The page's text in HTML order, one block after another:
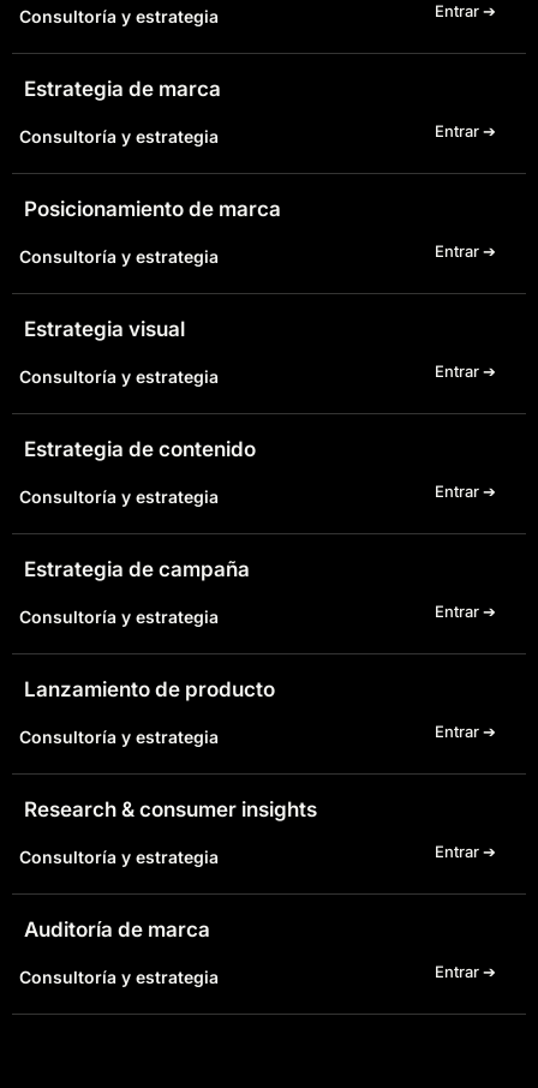
Consultoría y estrategia Entrar ➔
Estrategia de marca
Consultoría y estrategia Entrar ➔
Posicionamiento de marca
Consultoría y estrategia Entrar ➔
Estrategia visual
Consultoría y estrategia Entrar ➔
Estrategia de contenido
Consultoría y estrategia Entrar ➔
Estrategia de campaña
Consultoría y estrategia Entrar ➔
Lanzamiento de producto
Consultoría y estrategia Entrar ➔
Research & consumer insights
Consultoría y estrategia Entrar ➔
Auditoría de marca
Consultoría y estrategia Entrar ➔